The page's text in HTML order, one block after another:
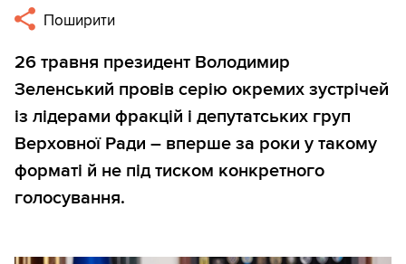
Поширити
26 травня президент Володимир
Зеленський провів серію окремих зустрічей
із лідерами фракцій і депутатських груп
Верховної Ради – вперше за роки у такому
форматі й не під тиском конкретного
голосування.